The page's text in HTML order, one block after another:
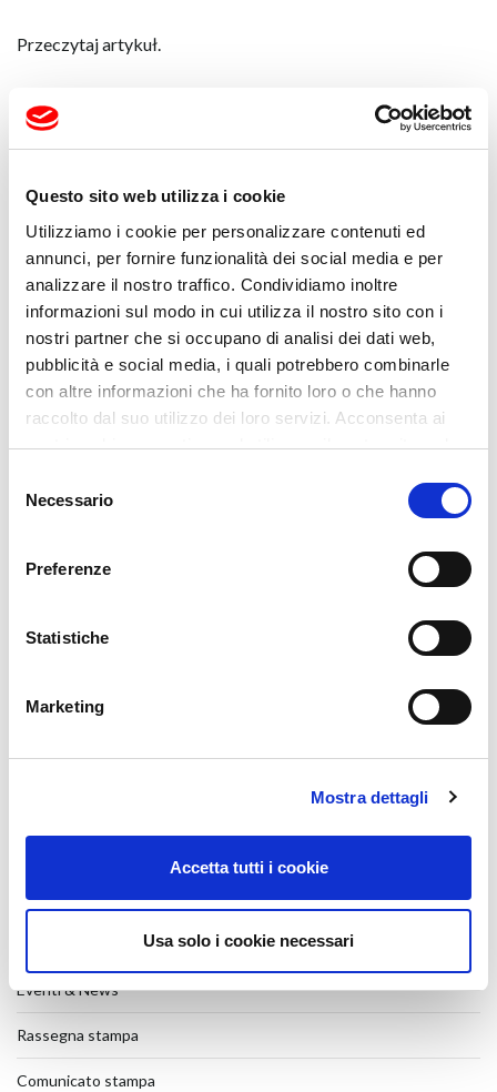
Questo sito web utilizza i cookie
Utilizziamo i cookie per personalizzare contenuti ed
annunci, per fornire funzionalità dei social media e per
analizzare il nostro traffico. Condividiamo inoltre
informazioni sul modo in cui utilizza il nostro sito con i
nostri partner che si occupano di analisi dei dati web,
pubblicità e social media, i quali potrebbero combinarle
con altre informazioni che ha fornito loro o che hanno
raccolto dal suo utilizzo dei loro servizi. Acconsenta ai
nostri cookie se continua ad utilizzare il nostro sito web.
delNecessario
Preferenze
Statistiche
Marketing
Mostra dettagli
Accetta tutti i cookie
Usa solo i cookie necessari
Przeczytaj artykuł.
‹ ›
Previous Next
SHOW-ROOM
Eventi & News
Rassegna stampa
Comunicato stampa